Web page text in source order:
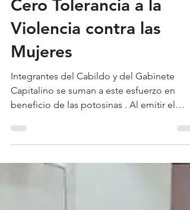
La Rata
19 jun 2025
2 min de lectura
Cero Tolerancia a la
Violencia contra las
Mujeres
Integrantes del Cabildo y del Gabinete
Capitalino se suman a este esfuerzo en
mensaje de Cero...